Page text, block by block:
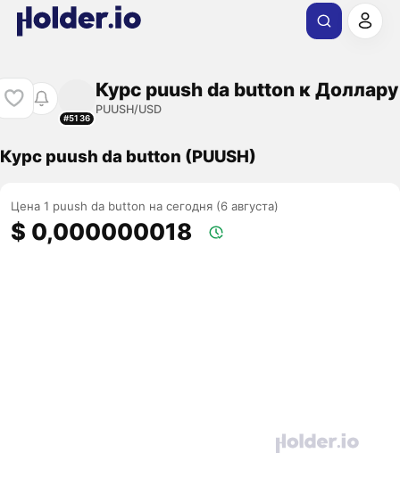
#5136
Курс puush da button к Доллару
PUUSH/USD
Курс puush da button (PUUSH)
Цена 1 puush da button на сегодня (6 августа)
$ 0,000000018